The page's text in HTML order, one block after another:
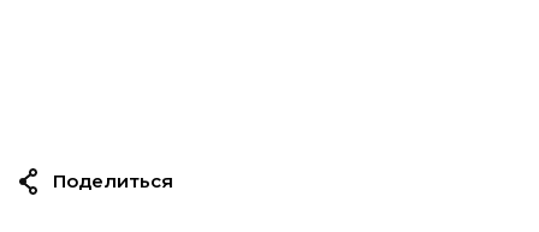
Поделиться